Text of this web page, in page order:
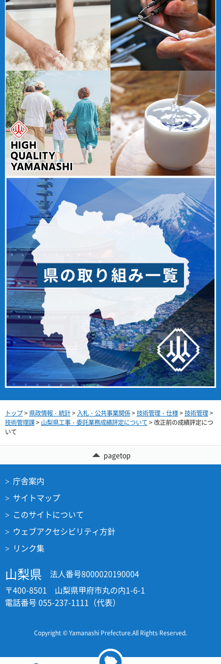
トップ> 県政情報・統計> 入札・公共事業関係>技術管理・仕様>技術管理>
技術管理課> 山梨県工事・委託業務成績評定について > 改正前の成績評定につ
いて
pagetop
庁舎案内
サイトマップ
このサイトについて
ウェブアクセシビリティ方針
リンク集
山梨県
法人番号8000020190004
〒400-8501 山梨県甲府市丸の内1-6-1
電話番号 055-237-1111（代表）
Copyright © Yamanashi Prefecture.All Rights Reserved.